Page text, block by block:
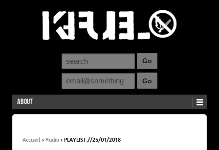
About
Accueil › Radio › PLAYLIST://25/01/2018